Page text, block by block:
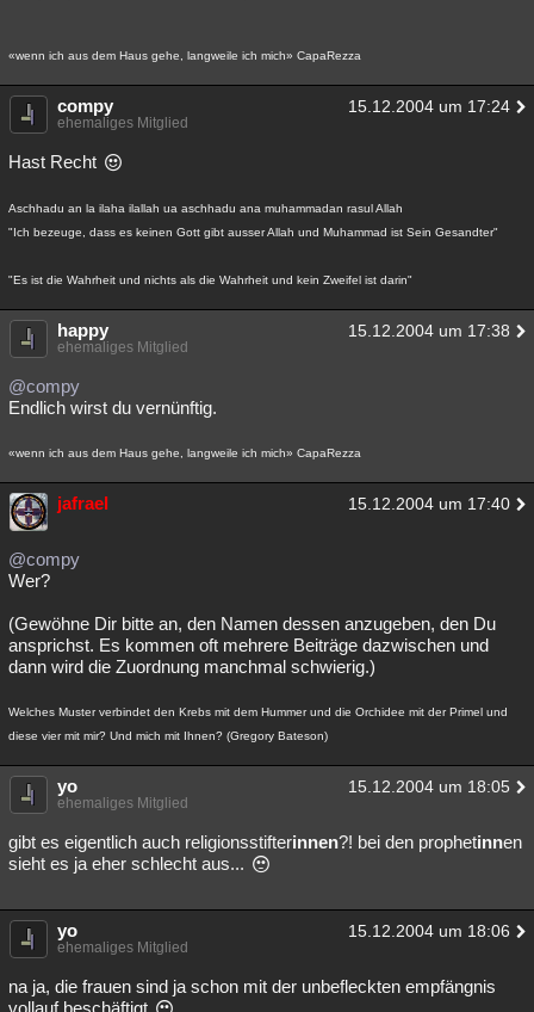
«wenn ich aus dem Haus gehe, langweile ich mich» CapaRezza
compy 15.12.2004 um 17:24
ehemaliges Mitglied
Hast Recht
Aschhadu an la ilaha ilallah ua aschhadu ana muhammadan rasul Allah
"Ich bezeuge, dass es keinen Gott gibt ausser Allah und Muhammad ist Sein Gesandter"
"Es ist die Wahrheit und nichts als die Wahrheit und kein Zweifel ist darin"
happy 15.12.2004 um 17:38
ehemaliges Mitglied
@compy
Endlich wirst du vernünftig.
«wenn ich aus dem Haus gehe, langweile ich mich» CapaRezza
jafrael 15.12.2004 um 17:40
@compy
Wer?
(Gewöhne Dir bitte an, den Namen dessen anzugeben, den Du
ansprichst. Es kommen oft mehrere Beiträge dazwischen und
dann wird die Zuordnung manchmal schwierig.)
Welches Muster verbindet den Krebs mit dem Hummer und die Orchidee mit der Primel und
diese vier mit mir? Und mich mit Ihnen? (Gregory Bateson)
yo 15.12.2004 um 18:05
ehemaliges Mitglied
gibt es eigentlich auch religionsstifterinnen?! bei den prophetinnen
sieht es ja eher schlecht aus...
yo 15.12.2004 um 18:06
ehemaliges Mitglied
na ja, die frauen sind ja schon mit der unbefleckten empfängnis
vollauf beschäftigt